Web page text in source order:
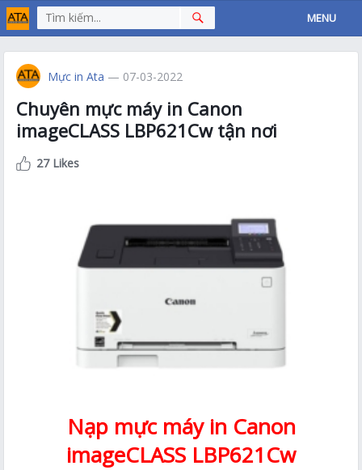
MENU
Mực in Ata — 07-03-2022
Chuyên mực máy in Canon
imageCLASS LBP621Cw tận nơi
27 Likes
Nạp mực máy in Canon
imageCLASS LBP621Cw